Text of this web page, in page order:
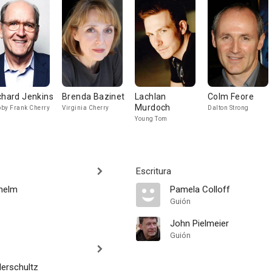
Jenkins
Frank Cherry
Brenda Bazinet
Virginia Cherry
Lachlan
Murdoch
Young Tom
Colm Feore
Dalton Strong
Escritura
Pamela Colloff
Guión
John Pielmeier
Guión